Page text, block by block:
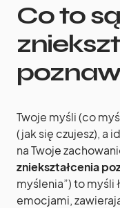
Co to są
Twoje myśli (co
(jak się czujesz), a
na Twoje
zniekształcenia
myślenia”) to myśli
emocjami,